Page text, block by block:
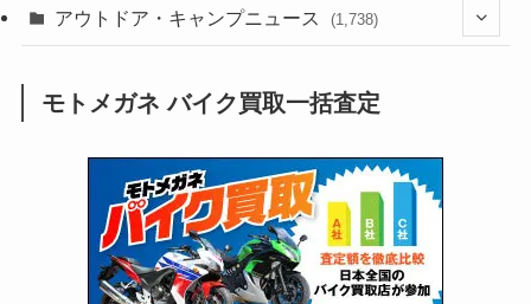
(60)
(31)
(51)
(34)
(5)
(38)
(24)
(16)
(25)
(24)
(249)
(64)
(16)
(62)
(4)
(2,473)
(249)
(1,226)
(12)
(131)
(38)
(167)
(85)
(171)
(66)
(16)
(141)
(254)
(1,141)
(166)
(23)
(33)
(415)
(16)
(137)
(73)
(2,743)
(126)
(170)
(211) (132)
(171)
(118)
(27)
アウトドア・キャンプニュース (1,738)
(1,605)
(147)
(13)
モトメガネ バイク買取一括査定